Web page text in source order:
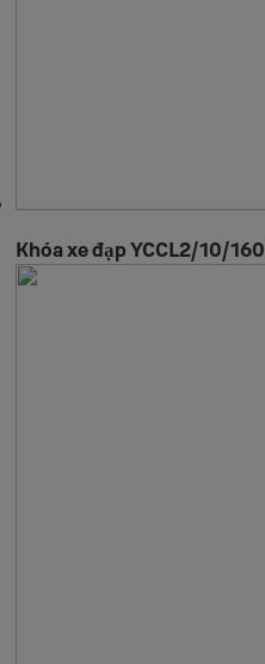
Khóa xe đạp YCCL2/10/160